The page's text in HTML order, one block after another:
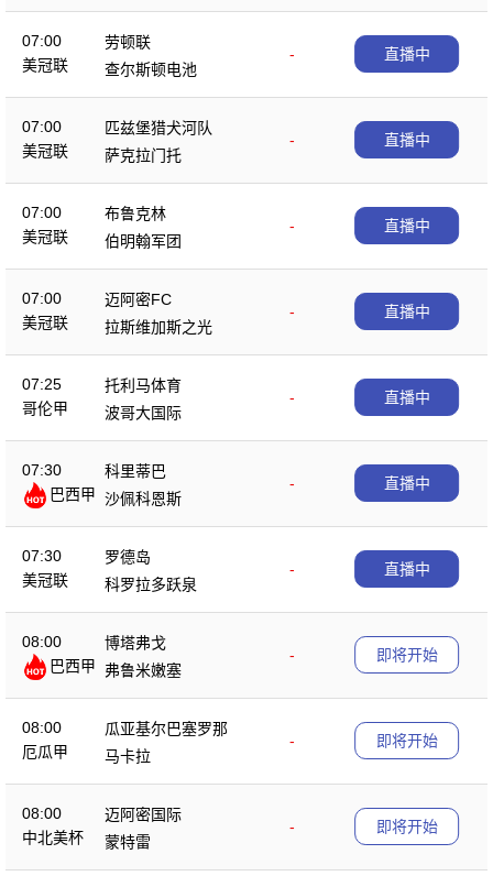
07:00
美冠联
劳顿联
-
查尔斯顿电池
直播中
07:00
美冠联
匹兹堡猎犬河队
-
萨克拉门托
直播中
07:00
美冠联
布鲁克林
-
伯明翰军团
直播中
07:00
美冠联
迈阿密FC
-
拉斯维加斯之光
直播中
07:25
哥伦甲
托利马体育
-
波哥大国际
直播中
07:30
巴西甲
科里蒂巴
-
沙佩科恩斯
直播中
07:30
美冠联
罗德岛
-
科罗拉多跃泉
直播中
08:00
巴西甲
博塔弗戈
-
弗鲁米嫩塞
即将开始
08:00
厄瓜甲
瓜亚基尔巴塞罗那
-
马卡拉
即将开始
08:00
中北美杯
迈阿密国际
-
蒙特雷
即将开始